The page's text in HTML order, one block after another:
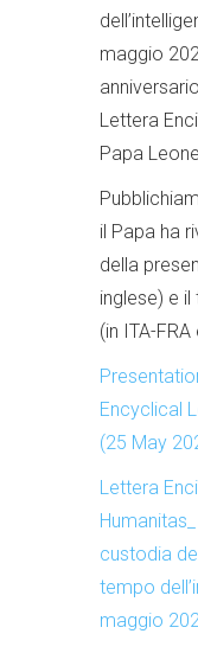
maggio
Lettera
Papa
il Papa ha
della
inglese) e
(in ITA-FRA
Encyclical
(25 May
Lettera
custodia
tempo
maggio